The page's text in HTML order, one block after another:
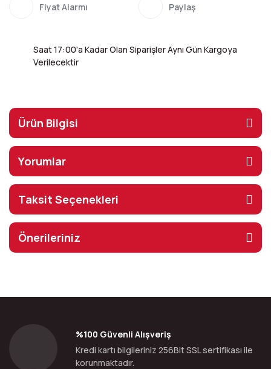
Fiyat Alarmı Paylaş
Saat 17:00'a Kadar Olan Siparişler Aynı Gün Kargoya
Verilecektir
Ürün Bilgisi
Yorumlar
Taksit Seçenekleri
Önerileriniz
%100 Güvenli Alışveriş
Kredi kartı bilgileriniz 256Bit SSL sertifikası ile
korunmaktadır.